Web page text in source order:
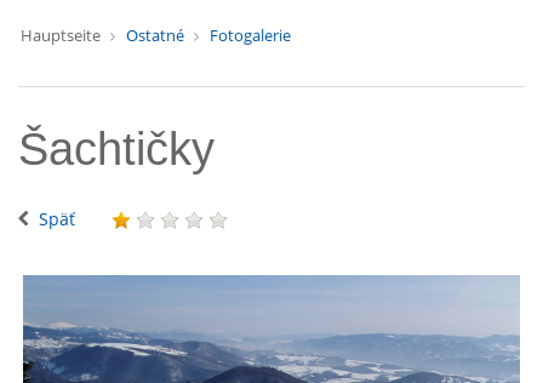
Hauptseite Ostatné Fotogalerie
Šachtičky
Späť